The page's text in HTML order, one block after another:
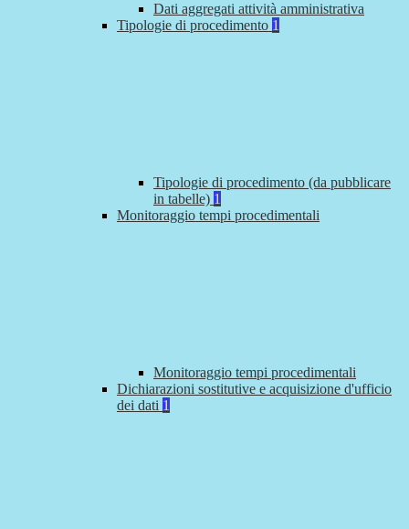
Dati aggregati attività amministrativa
Tipologie di procedimento 1
Tipologie di procedimento (da pubblicare
in tabelle) 1
Monitoraggio tempi procedimentali
Monitoraggio tempi procedimentali
Dichiarazioni sostitutive e acquisizione d'ufficio
dei dati 1